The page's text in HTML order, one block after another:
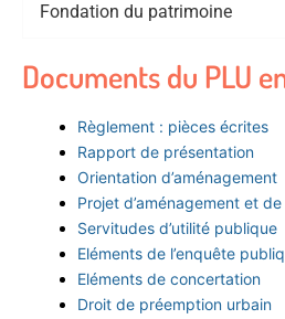
Fondation du patrimoine
Documents du PLU
Règlement : pièces écrites
Rapport de présentation
Orientation d’aménagement
Projet d’aménagement et
Servitudes d’utilité publique
Eléments de l’enquête
Eléments de concertation
Droit de préemption urbain